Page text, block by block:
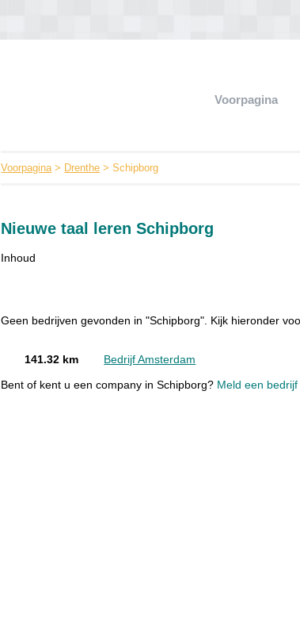
Voorpagina
Voorpagina> Drenthe > Schipborg
Nieuwe taal leren Schipborg
Inhoud
Geen bedrijven gevonden in "Schipborg". Kijk hieronder
141.32 km Bedrijf Amsterdam
Bent of kent u een company in Schipborg? Meld een